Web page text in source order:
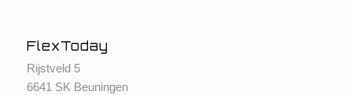
FlexToday
Rijstveld 5
6641 SK Beuningen